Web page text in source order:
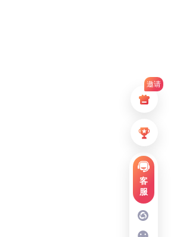
邀请
客
服